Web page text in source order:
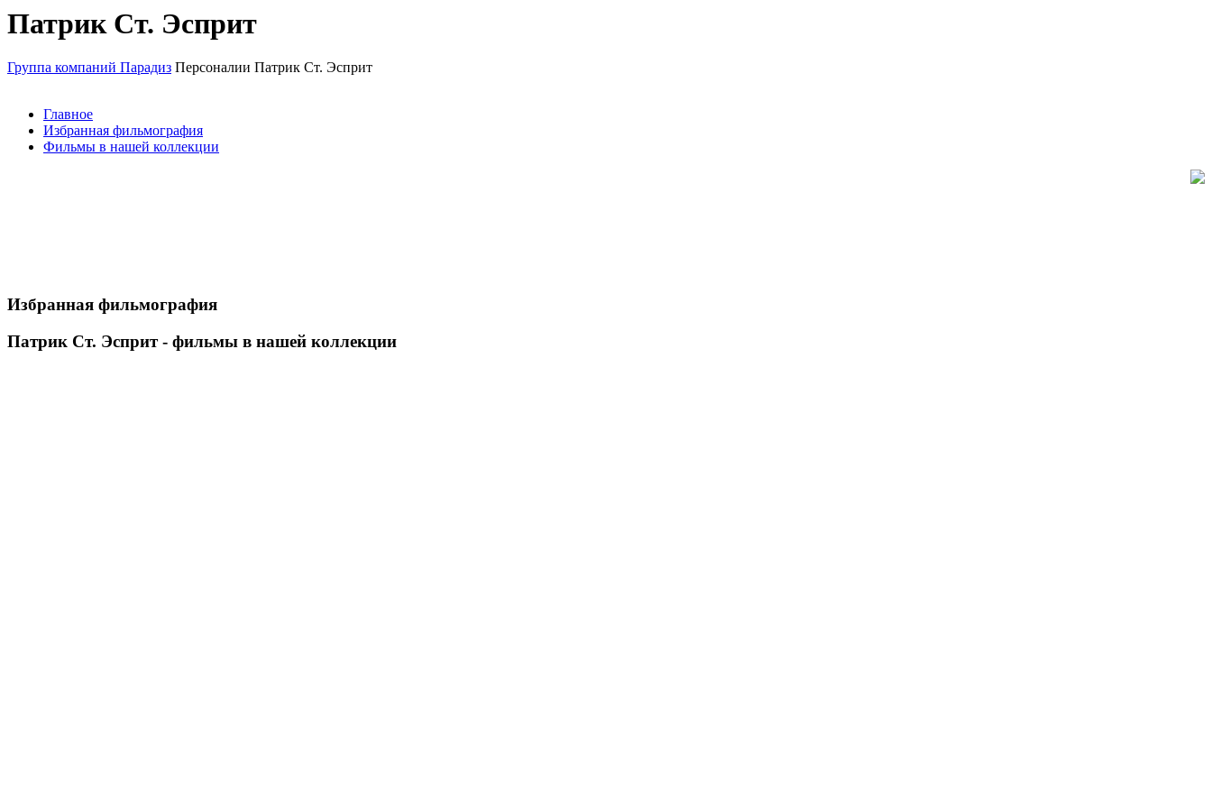
Патрик Ст. Эсприт
Группа компаний Парадиз Персоналии Патрик Ст. Эсприт
Главное
Избранная фильмография
Фильмы в нашей коллекции
Избранная фильмография
Патрик Ст. Эсприт - фильмы в нашей коллекции